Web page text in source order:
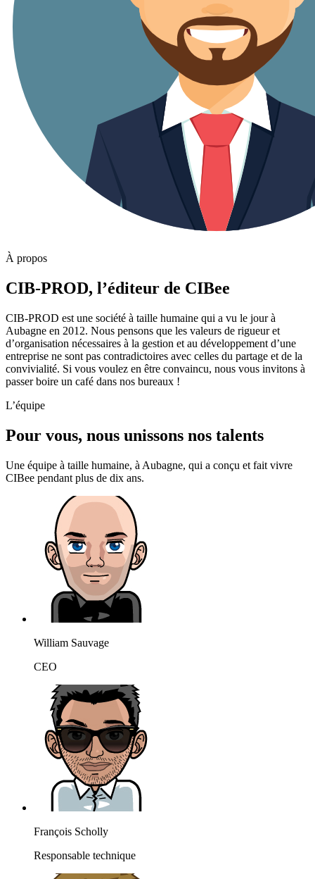
À propos
CIB-PROD, l’éditeur de CIBee
CIB-PROD est une société à taille humaine qui a vu le jour à
Aubagne en 2012. Nous pensons que les valeurs de rigueur et
d’organisation nécessaires à la gestion et au développement d’une
entreprise ne sont pas contradictoires avec celles du partage et de la
convivialité. Si vous voulez en être convaincu, nous vous invitons à
passer boire un café dans nos bureaux !
L’équipe
Pour vous, nous unissons nos talents
Une équipe à taille humaine, à Aubagne, qui a conçu et fait vivre
CIBee pendant plus de dix ans.
William Sauvage
CEO
François Scholly
Responsable technique